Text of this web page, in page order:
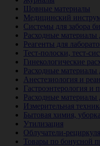
Шовные материалы
Медицинский
Системы для забора
Расходные материалы
Реагенты для
Тест-полоски, тест-
Гинекологические
Расходные
Анестезиология и
Гастроэнтерология и
Расходные материалы
Измерительная
Бытовая химия,
Утилизация
Облучатели-
Товары по бонусной